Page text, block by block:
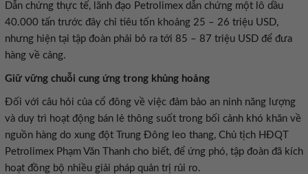
Dẫn chứng thực tế, lãnh đạo Petrolimex dẫn chứng một lô dầu
40.000 tấn trước đây chỉ tiêu tốn khoảng 25 – 26 triệu USD,
nhưng hiện tại tập đoàn phải bỏ ra tới 85 – 87 triệu USD để đưa
hàng về cảng.
Giữ vững chuỗi cung ứng trong khủng hoảng
Đối với câu hỏi của cổ đông về việc đảm bảo an ninh năng lượng
và duy trì hoạt động bán lẻ thông suốt trong bối cảnh khó khăn về
nguồn hàng do xung đột Trung Đông leo thang, Chủ tịch HĐQT
Petrolimex Phạm Văn Thanh cho biết, để ứng phó, tập đoàn đã kích
hoạt đồng bộ nhiều giải pháp quản trị rủi ro.